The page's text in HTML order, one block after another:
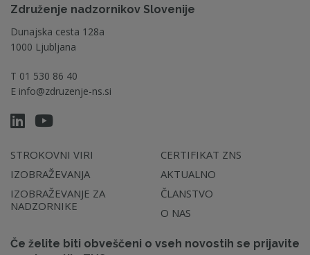
Združenje nadzornikov Slovenije
Dunajska cesta 128a
1000 Ljubljana
T 01 530 86 40
E info@zdruzenje-ns.si
STROKOVNI VIRI
IZOBRAŽEVANJA
IZOBRAŽEVANJE ZA
NADZORNIKE
CERTIFIKAT ZNS
AKTUALNO
ČLANSTVO
O NAS
Če želite biti obveščeni o vseh novostih se prijavite